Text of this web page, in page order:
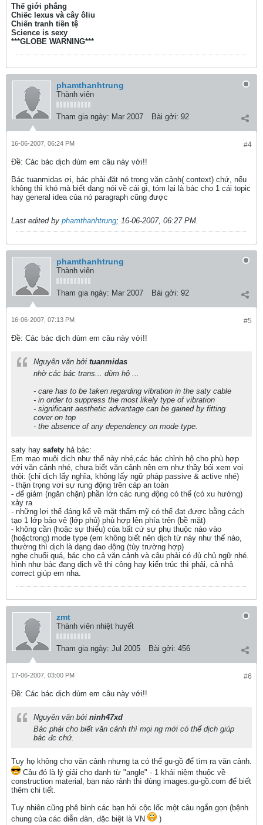
Thế giới phẳng
Chiếc lexus và cây ôliu
Chiến tranh tiền tệ
Science is sexy
***GLOBE WARNING***
phamthanhtrung
Thành viên
Tham gia ngày: Mar 2007 Bài gởi: 92
#4
16-06-2007, 06:24 PM
Ðề: Các bác dịch dùm em câu này với!!
Bác tuanmidas ơi, bác phải đặt nó trong văn cảnh( context) chứ, nếu
không thì khó mà biết dang nói về cái gì, tóm lại là bác cho 1 cái topic
hay general idea của nó paragraph cũng được
Last edited by phamthanhtrung; 16-06-2007, 06:27 PM.
phamthanhtrung
Thành viên
Tham gia ngày: Mar 2007 Bài gởi: 92
#5
16-06-2007, 07:13 PM
Ðề: Các bác dịch dùm em câu này với!!
Nguyên văn bởi tuanmidas
nhờ các bác trans... dùm hộ ...
- care has to be taken regarding vibration in the saty cable
- in order to suppress the most likely type of vibration
- significant aesthetic advantage can be gained by fitting
cover on top
- the absence of any dependency on mode type.
saty hay safety hả bác:
Em mạo muội dịch như thế này nhé,các bác chỉnh hộ cho phù hợp
với văn cảnh nhé, chưa biết văn cảnh nên em như thầy bói xem voi
thôi: (chỉ dịch lấy nghĩa, không lấy ngữ pháp passive & active nhé)
- thận trọng vơi sự rung động trên cáp an toàn
- để giảm (ngăn chặn) phần lớn các rung động có thể (có xu hướng)
xảy ra
- những lợi thế đáng kể về mặt thẩm mỹ có thể đạt được bằng cách
tạo 1 lớp bảo vệ (lớp phủ) phù hợp lên phía trên (bề mặt)
- không cần (hoặc sự thiếu) của bất cứ sự phụ thuộc nào vào
(hoặctrong) mode type (em không biết nên dịch từ này như thế nào,
thường thì dịch là dạng dao động (tùy trường hợp)
nghe chuối quá, bác cho cả văn cảnh và câu phải có đủ chủ ngữ nhé.
hình như bác đang dịch về thi công hay kiến trúc thì phải, cả nhả
correct giúp em nha.
zmt
Thành viên nhiệt huyết
Tham gia ngày: Jul 2005 Bài gởi: 456
#6
17-06-2007, 03:00 PM
Ðề: Các bác dịch dùm em câu này với!!
Nguyên văn bởi ninh47xd
Bác phải cho biết văn cảnh thì mọi ng mới có thể dịch giúp
bác đc chứ.
Tuy họ không cho văn cảnh nhưng ta có thể gu-gồ để tìm ra văn cảnh.
Câu đó là lý giải cho danh từ "angle" - 1 khái niệm thuộc về
construction material, bạn nào rảnh thì dùng images.gu-gồ.com để biết
thêm chi tiết.
Tuy nhiên cũng phê bình các bạn hỏi cộc lốc một câu ngắn gọn (bệnh
chung của các diễn đàn, đặc biệt là VN
)